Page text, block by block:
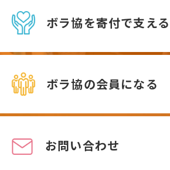
ボラ協を寄付で支える
ボラ協の会員になる
お問い合わせ